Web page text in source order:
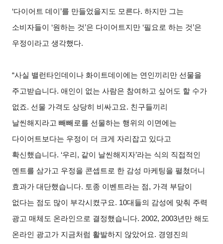
‘다이어트 데이’를 만들었을지도 모른다. 하지만 그는
소비자들이 ‘원하는 것’은 다이어트지만 ‘필요로 하는 것’은
우정이라고 생각했다.
“사실 밸런타인데이나 화이트데이에는 연인끼리만 선물을
주고받습니다. 애인이 없는 사람은 참여하고 싶어도 할 수가
없죠. 선물 가격도 상당히 비싸고요. 친구들끼리
날씬해지라고 빼빼로를 선물하는 행위의 이면에는
다이어트보다는 우정이 더 크게 자리잡고 있다고
확신했습니다. ‘우리, 같이 날씬해지자’라는 식의 직접적인
멘트를 삼가고 우정을 콘셉트로 한 감성 마케팅을 펼쳤더니
효과가 대단했습니다. 토종 이벤트라는 점, 가격 부담이
없다는 점도 많이 부각시켰구요. 10대들의 감성에 맞춰 주력
광고 매체도 온라인으로 결정했습니다. 2002, 2003년만 해도
온라인 광고가 지금처럼 활발하지 않았어요. 경영진의